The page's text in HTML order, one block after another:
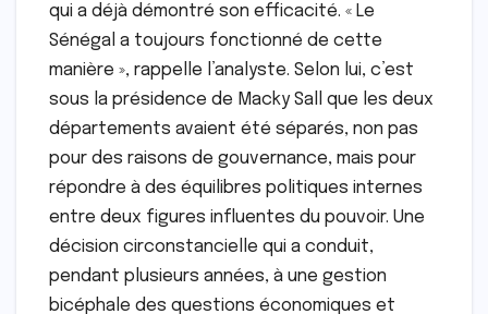
qui a déjà démontré son efficacité. « Le
Sénégal a toujours fonctionné de cette
manière », rappelle l’analyste. Selon lui, c’est
sous la présidence de Macky Sall que les deux
départements avaient été séparés, non pas
pour des raisons de gouvernance, mais pour
répondre à des équilibres politiques internes
entre deux figures influentes du pouvoir. Une
décision circonstancielle qui a conduit,
pendant plusieurs années, à une gestion
bicéphale des questions économiques et